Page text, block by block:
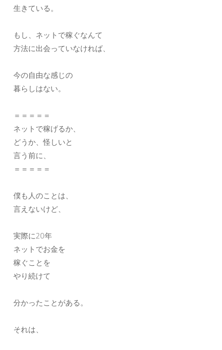
生きている。
もし、ネットで稼ぐなんて
方法に出会っていなければ、
今の自由な感じの
暮らしはない。
＝＝＝＝＝
ネットで稼げるか、
どうか、怪しいと
言う前に、
＝＝＝＝＝
僕も人のことは、
言えないけど、
実際に20年
ネットでお金を
稼ぐことを
やり続けて
分かったことがある。
それは、